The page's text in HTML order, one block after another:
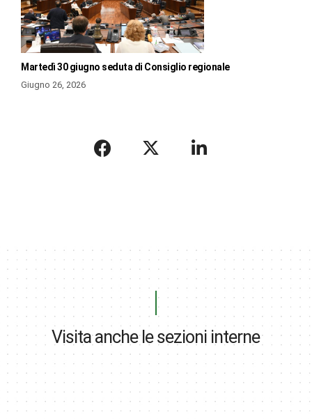
Martedì 30 giugno seduta di Consiglio regionale
Giugno 26, 2026
Visita anche le sezioni interne